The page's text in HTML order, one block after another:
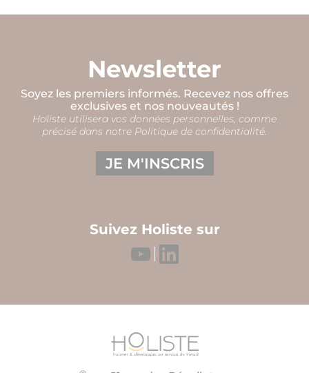
Newsletter
Soyez les premiers informés. Recevez nos offres
exclusives et nos nouveautés !
Holiste utilisera vos données personnelles, comme
précisé dans notre Politique de confidentialité.
JE M'INSCRIS
Suivez Holiste sur